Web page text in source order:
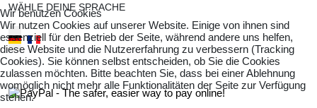
WÄHLE DEINE SPRACHE
Select your language
Wir benutzen Cookies
Wir nutzen Cookies auf unserer Website. Einige von ihnen sind
essenziell für den Betrieb der Seite, während andere uns helfen,
diese Website und die Nutzererfahrung zu verbessern (Tracking
Cookies). Sie können selbst entscheiden, ob Sie die Cookies
zulassen möchten. Bitte beachten Sie, dass bei einer Ablehnung
womöglich nicht mehr alle Funktionalitäten der Seite zur Verfügung
stehen.